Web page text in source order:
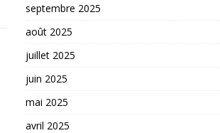
septembre 2025
août 2025
juillet 2025
juin 2025
mai 2025
avril 2025